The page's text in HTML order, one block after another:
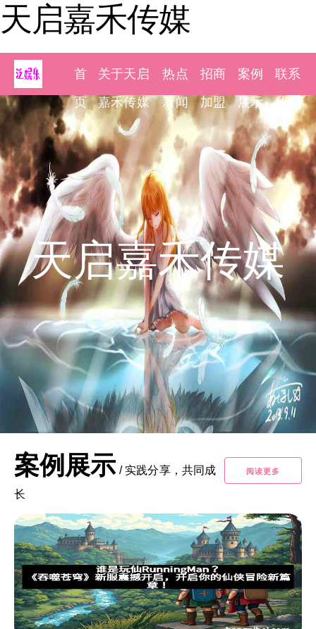
天启嘉禾传媒
首
页
关于天启
嘉禾传媒
热点
新闻
招商
加盟
案例
展示
联系
我们
天启嘉禾传媒
案例展示 / 实践分享，共同成
长
阅读更多